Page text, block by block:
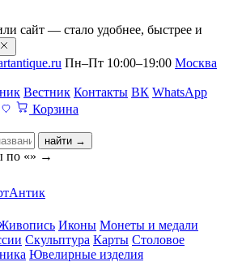
сайт — стало удобнее, быстрее и
Пн–Пт 10:00–19:00 Москва
Вестник Контакты ВК WhatsApp
Корзина
найти →
по «» →
Иконы Монеты и медали
Скульптура Карты Столовое
Ювелирные изделия